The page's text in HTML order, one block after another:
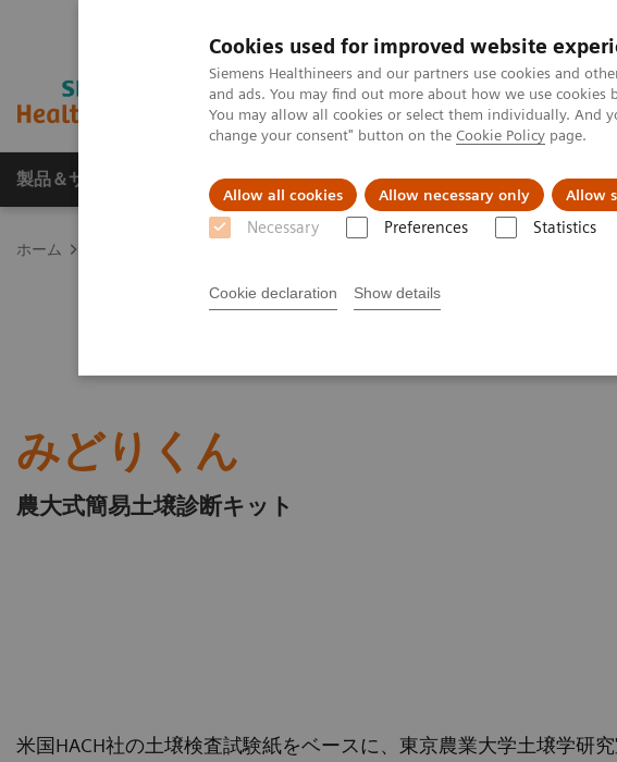
Cookies used for improved website
Siemens Healthineers and our partners use cookies and
and ads. You may find out more about how we use
You may allow all cookies or select them individually. And
change your consent" button on the Cookie Policy page.
Allow all cookies Allow necessary only Allow
Necessary Preferences Statistics
Cookie declaration Show details
製品＆サービス サポート情報 Insights 会社
ホーム
みどりくん
農大式簡易土壌診断キット
米国HACH社の土壌検査試験紙をベースに、東京農業大学土壌学研